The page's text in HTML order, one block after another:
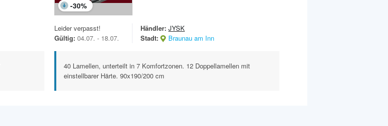
-30%
Leider verpasst!
Gültig: 04.07. - 18.07.
Händler: JYSK
Stadt:
Braunau am Inn
40 Lamellen, unterteilt in 7 Komfortzonen. 12 Doppellamellen mit
einstellbarer Härte. 90x190/200 cm